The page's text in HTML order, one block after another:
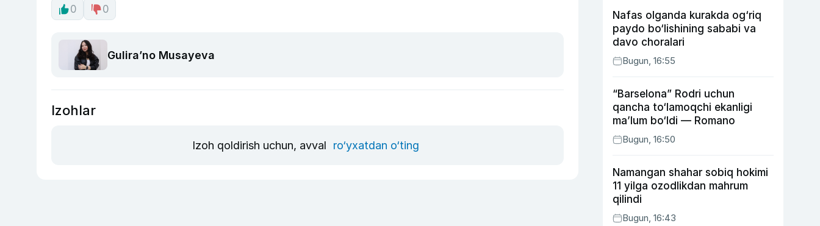
0 0
Guliraʼno Musayeva
Izohlar
Izoh qoldirish uchun, avval ro‘yxatdan o‘ting
Nafas olganda kurakda og‘riq
paydo bo‘lishining sababi va
davo choralari
Bugun, 16:55
“Barselona” Rodri uchun
qancha to‘lamoqchi ekanligi
ma’lum bo‘ldi — Romano
Bugun, 16:50
Namangan shahar sobiq hokimi
11 yilga ozodlikdan mahrum
qilindi
Bugun, 16:43